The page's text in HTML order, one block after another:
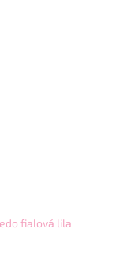
fialová lila